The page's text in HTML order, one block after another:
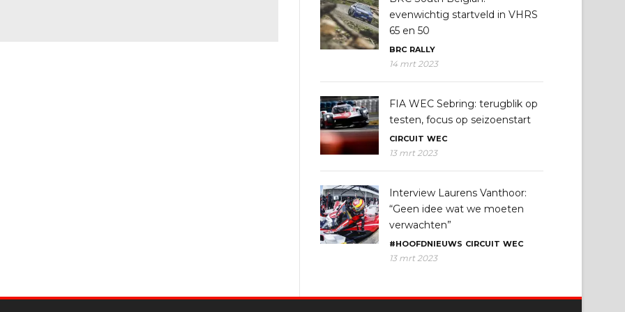
evenwichtig startveld in VHRS
65 en 50
BRC RALLY
14 mrt 2023
FIA WEC Sebring: terugblik op
testen, focus op seizoenstart
CIRCUIT WEC
13 mrt 2023
Interview Laurens Vanthoor:
“Geen idee wat we moeten
verwachten”
#HOOFDNIEUWS CIRCUIT WEC
13 mrt 2023